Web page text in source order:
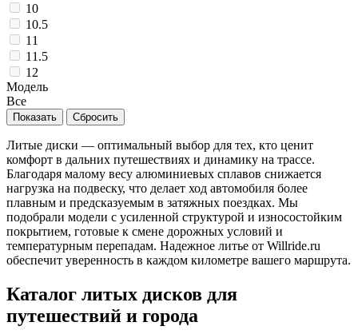
10
10.5
11
11.5
12
Модель
Все
Литые диски — оптимальный выбор для тех, кто ценит
комфорт в дальних путешествиях и динамику на трассе.
Благодаря малому весу алюминиевых сплавов снижается
нагрузка на подвеску, что делает ход автомобиля более
плавным и предсказуемым в затяжных поездках. Мы
подобрали модели с усиленной структурой и износостойким
покрытием, готовые к смене дорожных условий и
температурным перепадам. Надежное литье от Willride.ru
обеспечит уверенность в каждом километре вашего маршрута.
Каталог литых дисков для
путешествий и города